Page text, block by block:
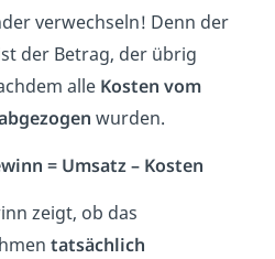
verwechseln! Denn der
der Betrag, der übrig
alle Kosten vom
wurden.
= Umsatz – Kosten
zeigt, ob das
tatsächlich